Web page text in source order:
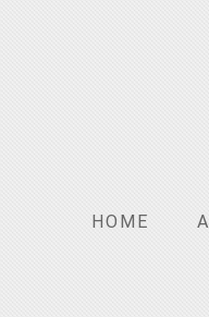
HOME